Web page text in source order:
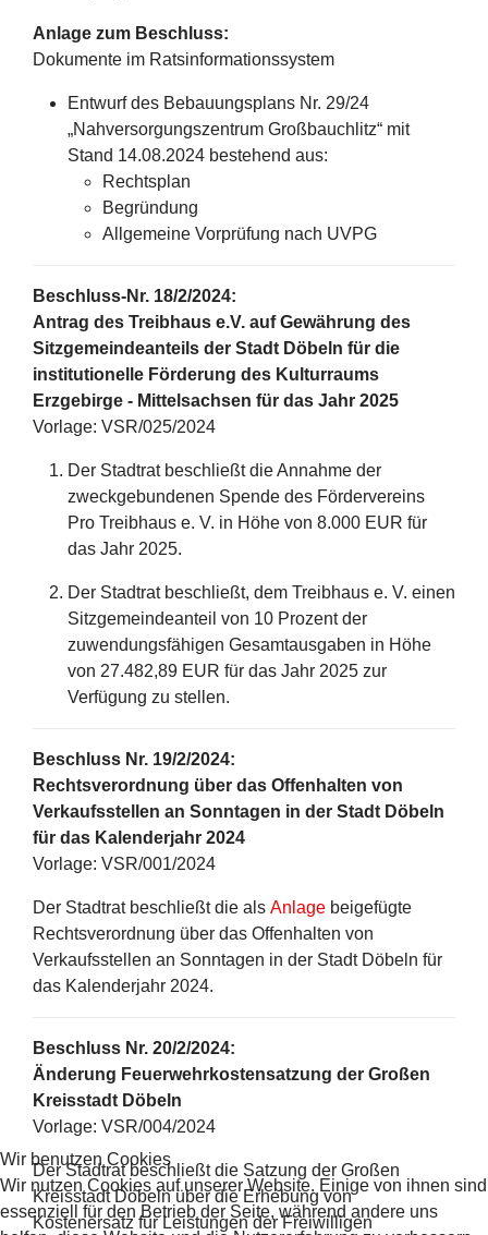
Anlage zum Beschluss:
Dokumente im Ratsinformationssystem
Entwurf des Bebauungsplans Nr. 29/24
„Nahversorgungszentrum Großbauchlitz“ mit
Stand 14.08.2024 bestehend aus:
Rechtsplan
Begründung
Allgemeine Vorprüfung nach UVPG
Beschluss-Nr. 18/2/2024:
Antrag des Treibhaus e.V. auf Gewährung des
Sitzgemeindeanteils der Stadt Döbeln für die
institutionelle Förderung des Kulturraums
Erzgebirge - Mittelsachsen für das Jahr 2025
Vorlage: VSR/025/2024
Der Stadtrat beschließt die Annahme der
zweckgebundenen Spende des Fördervereins
Pro Treibhaus e. V. in Höhe von 8.000 EUR für
das Jahr 2025.
Der Stadtrat beschließt, dem Treibhaus e. V. einen
Sitzgemeindeanteil von 10 Prozent der
zuwendungsfähigen Gesamtausgaben in Höhe
von 27.482,89 EUR für das Jahr 2025 zur
Verfügung zu stellen.
Beschluss Nr. 19/2/2024:
Rechtsverordnung über das Offenhalten von
Verkaufsstellen an Sonntagen in der Stadt Döbeln
für das Kalenderjahr 2024
Vorlage: VSR/001/2024
Der Stadtrat beschließt die als Anlage beigefügte
Rechtsverordnung über das Offenhalten von
Verkaufsstellen an Sonntagen in der Stadt Döbeln für
das Kalenderjahr 2024.
Beschluss Nr. 20/2/2024:
Änderung Feuerwehrkostensatzung der Großen
Kreisstadt Döbeln
Vorlage: VSR/004/2024
Der Stadtrat beschließt die Satzung der Großen
Kreisstadt Döbeln über die Erhebung von
Kostenersatz für Leistungen der Freiwilligen
Wir benutzen Cookies
Wir nutzen Cookies auf unserer Website. Einige von ihnen sind
essenziell für den Betrieb der Seite, während andere uns